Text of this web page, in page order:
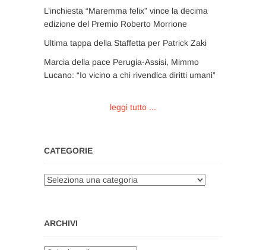
L’inchiesta “Maremma felix” vince la decima
edizione del Premio Roberto Morrione
Ultima tappa della Staffetta per Patrick Zaki
Marcia della pace Perugia-Assisi, Mimmo
Lucano: “Io vicino a chi rivendica diritti umani”
leggi tutto ...
CATEGORIE
Categorie
ARCHIVI